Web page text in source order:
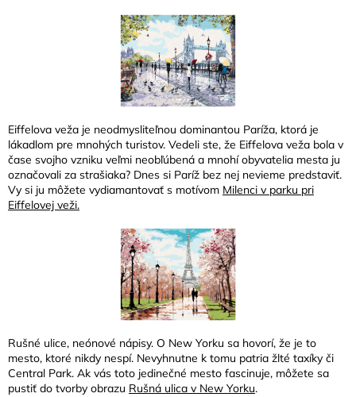
Eiffelova veža je neodmysliteľnou dominantou Paríža, ktorá je
lákadlom pre mnohých turistov. Vedeli ste, že Eiffelova veža bola v
čase svojho vzniku veľmi neobľúbená a mnohí obyvatelia mesta ju
označovali za strašiaka? Dnes si Paríž bez nej nevieme predstaviť.
Vy si ju môžete vydiamantovať s motívom Milenci v parku pri
Eiffelovej veži.
Rušné ulice, neónové nápisy. O New Yorku sa hovorí, že je to
mesto, ktoré nikdy nespí. Nevyhnutne k tomu patria žlté taxíky či
Central Park. Ak vás toto jedinečné mesto fascinuje, môžete sa
pustiť do tvorby obrazu Rušná ulica v New Yorku.